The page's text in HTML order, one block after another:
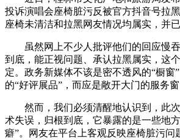
投诉演唱会座椅脏污反被官方抖音号拉
座椅未清洁和拉黑网友情况均属实，并已
虽然网上不少人批评他们的回应慢
到底，能正视问题、承认拉黑属实，这
定。政务新媒体不该是密不透风的“橱窗
的“好评展品”，而应是敞开大门的服务窗
然而，我们必须清醒地认识到，此
术失误，归根到底，它暴露的是一些地
癖”。网友在平台上客观反映座椅脏污问